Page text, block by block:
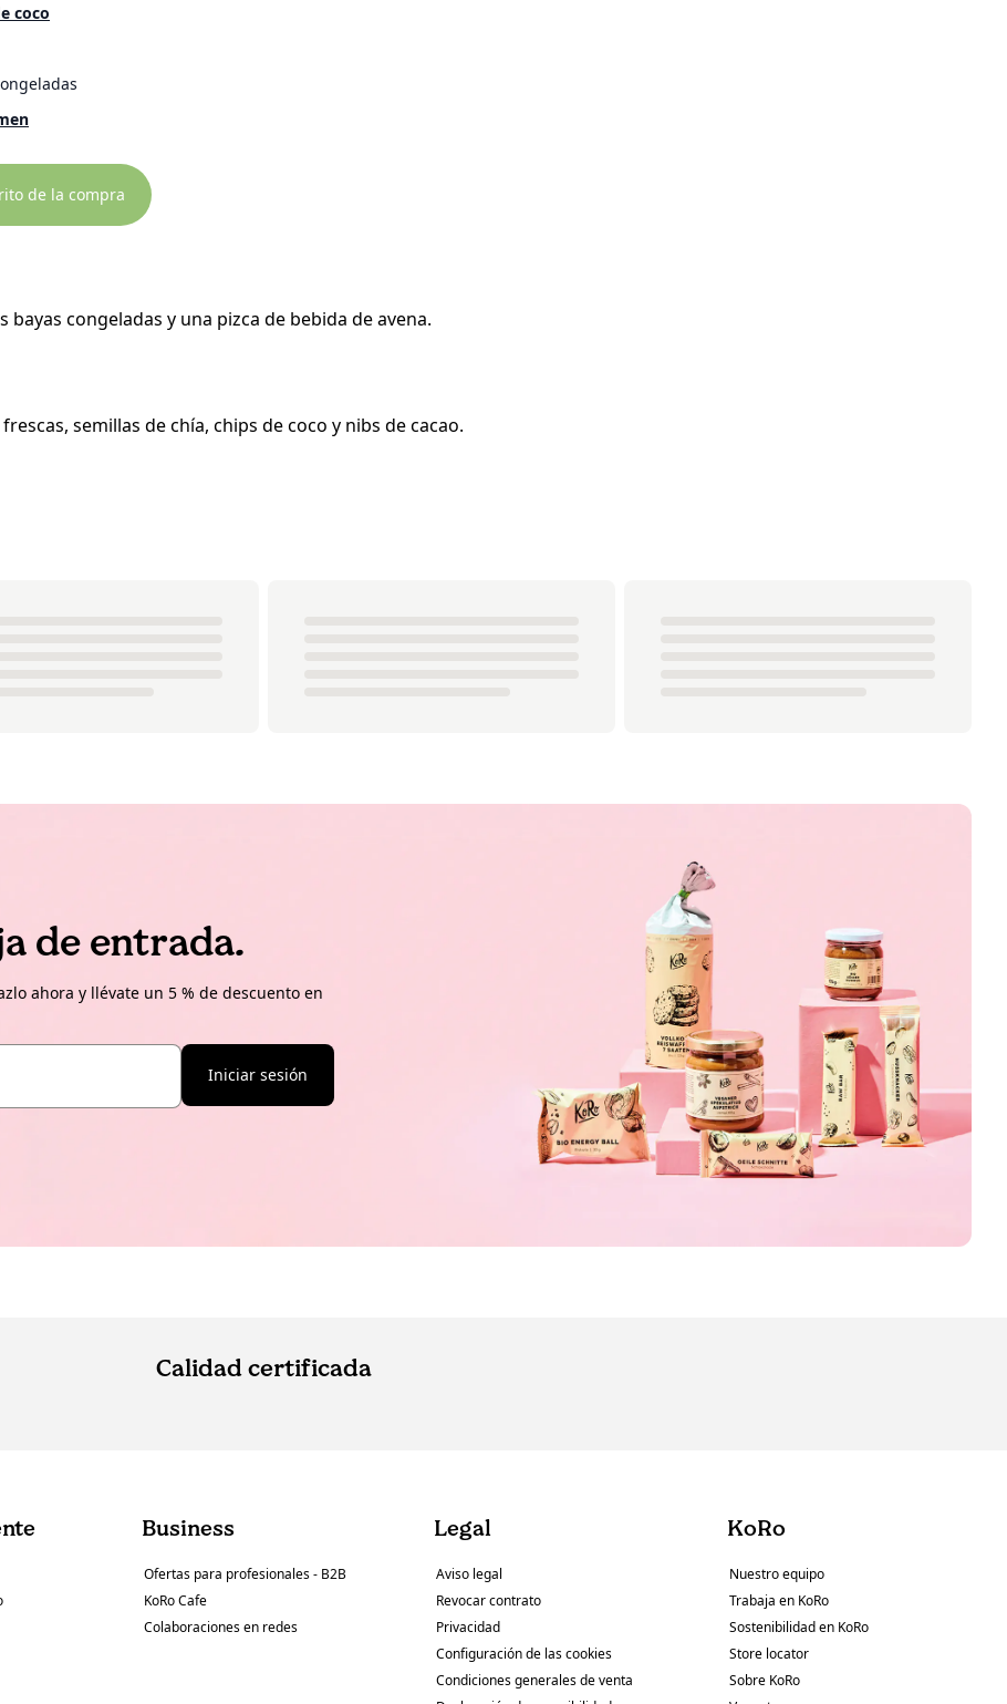
coco
de la compra
bayas congeladas y una pizca de bebida de avena.
semillas de chía, chips de coco y nibs de cacao.
de entrada.
ahora y llévate un 5 % de descuento en
Iniciar sesión
Calidad certificada
Business
Ofertas para profesionales - B2B
KoRo Cafe
Colaboraciones en redes
Legal
Aviso legal
Revocar contrato
Privacidad
Configuración de las cookies
Condiciones generales de venta
KoRo
Nuestro equipo
Trabaja en KoRo
Sostenibilidad en KoRo
Store locator
Sobre KoRo